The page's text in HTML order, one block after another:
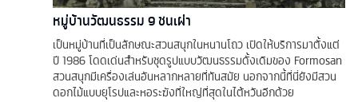
หมู่บ้านวัฒนธรรม 9 ชนเผ่า
เป็นหมู่บ้านที่เป็นลักษณะสวนสนุกในหนานโถว เปิดให้บริการมาตั้งแต่
ปี 1986 โดดเด่นสำหรับชุดรูปแบบวัฒนธรรมดั้งเดิมของ Formosan
สวนสนุกมีเครื่องเล่นอันหลากหลายที่ทันสมัย นอกจากนี้ที่นี่ยังมีสวน
ดอกไม้แบบยุโรปและหอระฆังที่ใหญ่ที่สุดในไต้หวันอีกด้วย